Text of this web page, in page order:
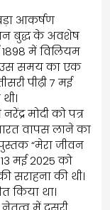
आकर्षण
बुद्ध के अवशेष
1898 में विलियम
उस समय का एक
पीढ़ी 7 मई
मोदी को पत्र
वापस लाने का
“मेरा जीवन
मई 2025 को
सराहना की थी।
किया था।